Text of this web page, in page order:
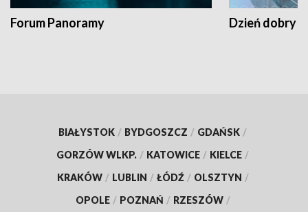
Forum Panoramy Dzień dobry
BIAŁYSTOK / BYDGOSZCZ / GDAŃSK /
GORZÓW WLKP. / KATOWICE / KIELCE /
KRAKÓW / LUBLIN / ŁÓDŹ / OLSZTYN /
OPOLE / POZNAŃ / RZESZÓW /